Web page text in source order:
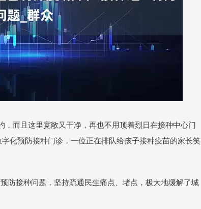
，而且这里宽敞又干净，再也不用顶着烈日在接种中心门
化预防接种门诊，一位正在排队给孩子接种疫苗的家长笑
防接种问题，坚持疏通民生痛点、堵点，极大地缓解了城